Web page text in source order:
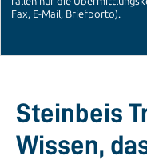
Steinbeis
Wissen,